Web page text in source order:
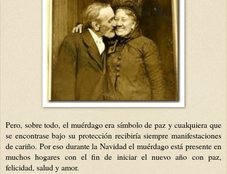
Pero, sobre todo, el muérdago era símbolo de paz y cualquiera que
se encontrase bajo su protección recibiría siempre manifestaciones
de cariño. Por eso durante la Navidad el muérdago está presente en
muchos hogares con el fin de iniciar el nuevo año con paz,
felicidad, salud y amor.